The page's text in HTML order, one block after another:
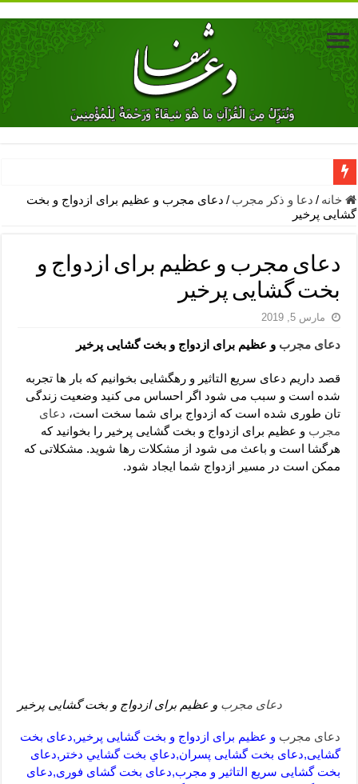
دعای جلب محبت فوری معشوق – دعای جلب محبت شوهر
دعای مشکل گشا برای رفع فقر – ذکرهای روزی‌ بخش
معجزات دعای یا من اظهر الجمیل – دعای یا من اظهر الجمیل برای
مهم ترین اذکار الهی و فضیلت آن ها – ذکر مخصوص مستجاب الدعوه
دعا برای ترس بچه ها در خواب – دعای ترس و بی خوابی کودکان
لا حول ولا قوة الا بالله برای چشم زخم – دعای چشم زخم ماشاالله
دعای قوی رفع ترس – دعای مجرب برای آرامش قلب و رفع اضطراب
دعا برای پولدار شدن در یک روز – دعای ثروت حضرت سلیمان
خانه / دعا و ذکر مجرب / دعای مجرب و عظیم برای ازدواج و بخت
گشایی پرخیر
دعای مجرب و عظیم برای ازدواج و
بخت گشایی پرخیر
مارس 5, 2019
دعای مجرب و عظیم برای ازدواج و بخت گشایی پرخیر
قصد داریم دعای سریع التاثیر و رهگشایی بخوانیم که بار ها تجربه
شده است و سبب می شود اگر احساس می کنید وضعیت زندگی
تان طوری شده است که ازدواج برای شما سخت است، دعای
مجرب و عظیم برای ازدواج و بخت گشایی پرخیر را بخوانید که
هرگشا است و باعث می شود از مشکلات رها شوید. مشکلاتی که
ممکن است در مسیر ازدواج شما ایجاد شود.
دعای مجرب و عظیم برای ازدواج و بخت گشایی پرخیر
دعای مجرب و عظیم برای ازدواج و بخت گشایی پرخیر,دعای بخت
گشایی,دعای بخت گشایی پسران,دعاي بخت گشايي دختر,دعای
بخت گشایی سریع التاثیر و مجرب,دعای بخت گشای فوری,دعای